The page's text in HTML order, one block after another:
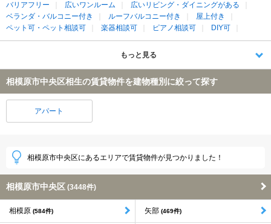
バリアフリー
広いワンルーム
広いリビング・ダイニングがある
ベランダ・バルコニー付き
ルーフバルコニー付き
屋上付き
ペット可・ペット相談可
楽器相談可 ピアノ相談可 DIY可
もっと見る
相模原市中央区相生の賃貸物件を建物種別に絞って探す
アパート
相模原市中央区にあるエリアで賃貸物件が見つかりました！
相模原市中央区 (3448件)
相模原 (584件) 矢部 (469件)